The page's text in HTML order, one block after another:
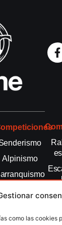
como las cookies
Alpinismo
montaña
Escalada